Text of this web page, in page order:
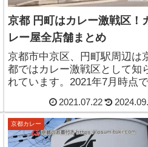
京都 円町はカレー激戦区！
レー屋全店舗まとめ
京都市中京区、円町駅周辺は
都ではカレー激戦区として知
れています。2021年7月時点
「カレーの町」とも言える状
です。今回は円町駅周辺のカ
ー店を全店舗まとめました。
2021.07.22
京都カレー